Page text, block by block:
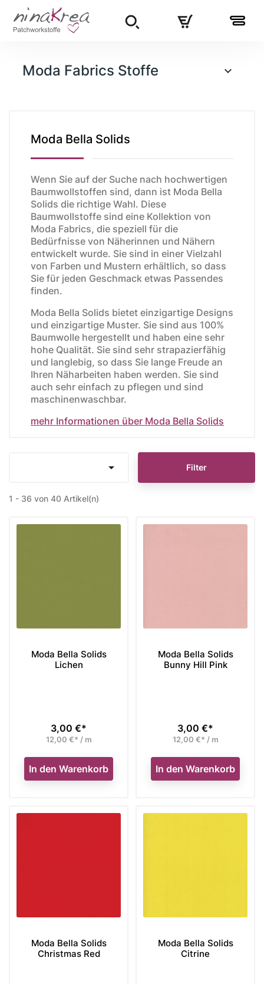
Moda Fabrics Stoffe 
Moda Bella Solids
Wenn Sie auf der Suche nach hochwertigen
Baumwollstoffen sind, dann ist Moda Bella
Solids die richtige Wahl. Diese
Baumwollstoffe sind eine Kollektion von
Moda Fabrics, die speziell für die
Bedürfnisse von Näherinnen und Nähern
entwickelt wurde. Sie sind in einer Vielzahl
von Farben und Mustern erhältlich, so dass
Sie für jeden Geschmack etwas Passendes
finden.
Moda Bella Solids bietet einzigartige Designs
und einzigartige Muster. Sie sind aus 100%
Baumwolle hergestellt und haben eine sehr
hohe Qualität. Sie sind sehr strapazierfähig
und langlebig, so dass Sie lange Freude an
Ihren Näharbeiten haben werden. Sie sind
auch sehr einfach zu pflegen und sind
maschinenwaschbar.
mehr Informationen über Moda Bella Solids
 Filter
1 - 36 von 40 Artikel(n)
Moda Bella Solids
Lichen
Preis
3,00 €*
12,00 €* / m
In den Warenkorb
Moda Bella Solids
Bunny Hill Pink
Preis
3,00 €*
12,00 €* / m
In den Warenkorb
Moda Bella Solids
Christmas Red
Moda Bella Solids
Citrine